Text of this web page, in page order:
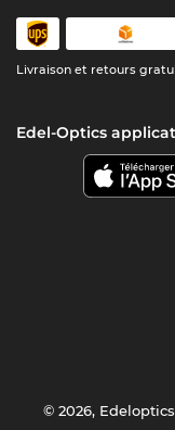
Livraison et retours
Edel-Optics
© 2026,